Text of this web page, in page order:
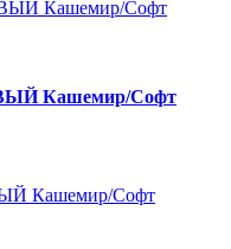
Кашемир/Софт